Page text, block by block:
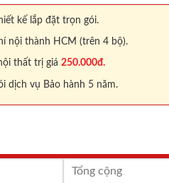
kế lắp đặt trọn gói.
nội thành HCM (trên 4 bộ).
thất trị giá 250.000đ.
dịch vụ Bảo hành 5 năm.